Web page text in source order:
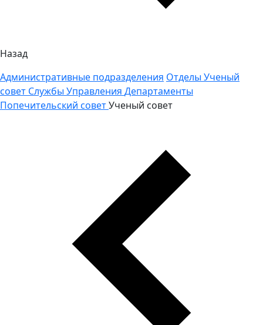
Назад
Административные подразделения Отделы Ученый
совет Службы Управления Департаменты
Попечительский советУченый совет